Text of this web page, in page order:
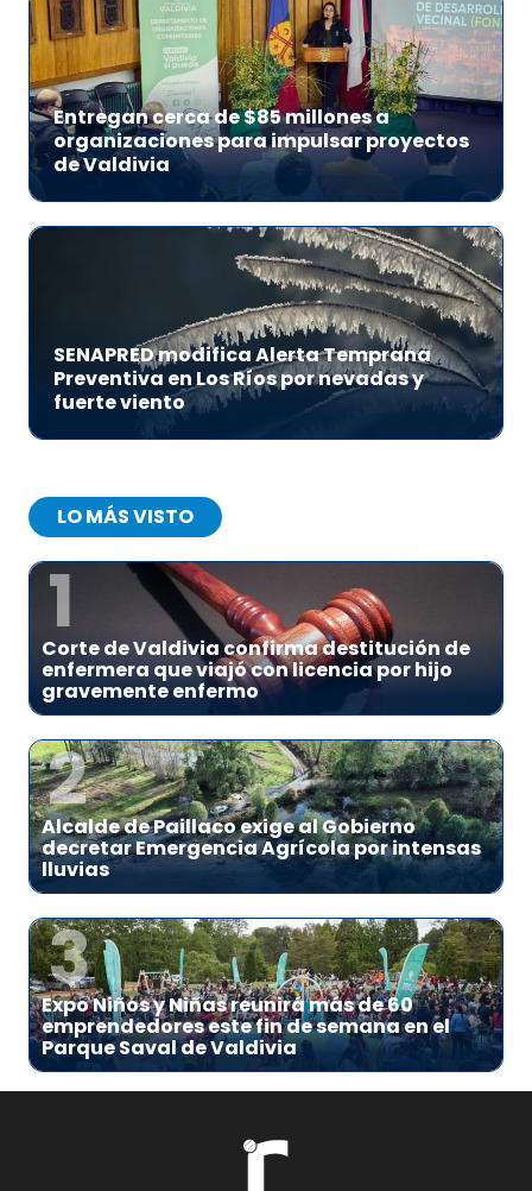
Entregan cerca de $85 millones a
organizaciones para impulsar proyectos
de Valdivia
SENAPRED modifica Alerta Temprana
Preventiva en Los Ríos por nevadas y
fuerte viento
LO MÁS VISTO
1
Corte de Valdivia confirma destitución de
enfermera que viajó con licencia por hijo
gravemente enfermo
2
Alcalde de Paillaco exige al Gobierno
decretar Emergencia Agrícola por intensas
lluvias
3
Expo Niños y Niñas reunirá más de 60
emprendedores este fin de semana en el
Parque Saval de Valdivia